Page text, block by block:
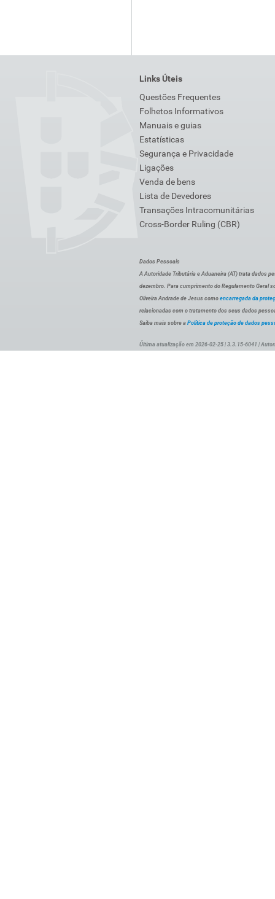
Links Úteis
Questões Frequentes
Folhetos Informativos
Manuais e guias
Estatísticas
Segurança e Privacidade
Ligações
Venda de bens
Lista de Devedores
Transações Intracomunitárias
Cross-Border Ruling (CBR)
Dados Pessoais
A Autoridade Tributária e Aduaneira (AT) trata dados
dezembro. Para cumprimento do Regulamento Geral
Oliveira Andrade de Jesus como encarregada da
relacionadas com o tratamento dos seus dados
Saiba mais sobre a Política de proteção de dados
Última atualização em 2026-02-25 | 3.3.15-6041 |